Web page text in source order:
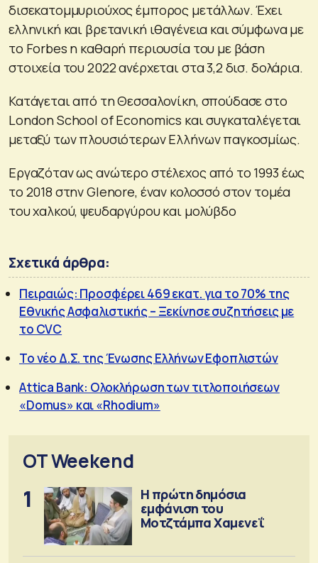
δισεκατομμυριούχος έμπορος μετάλλων. Έχει
ελληνική και βρετανική ιθαγένεια και σύμφωνα με
το Forbes η καθαρή περιουσία του με βάση
στοιχεία του 2022 ανέρχεται στα 3,2 δισ. δολάρια.
Κατάγεται από τη Θεσσαλονίκη, σπούδασε στο
London School of Economics και συγκαταλέγεται
μεταξύ των πλουσιότερων Ελλήνων παγκοσμίως.
Εργαζόταν ως ανώτερο στέλεχος από το 1993 έως
το 2018 στην Glenore, έναν κολοσσό στον τομέα
του χαλκού, ψευδαργύρου και μολύβδο
Σχετικά άρθρα:
Πειραιώς: Προσφέρει 469 εκατ. για το 70% της
Εθνικής Ασφαλιστικής – Ξεκίνησε συζητήσεις με
το CVC
Το νέο Δ.Σ. της Ένωσης Ελλήνων Εφοπλιστών
Attica Bank: Ολοκλήρωση των τιτλοποιήσεων
«Domus» και «Rhodium»
OT Weekend
1
Η πρώτη δημόσια
εμφάνιση του
Μοτζτάμπα Χαμενεΐ